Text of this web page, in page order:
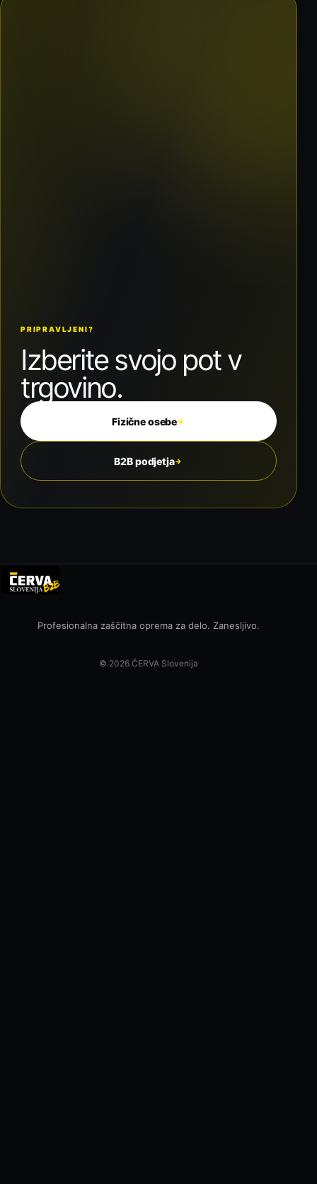
PRIPRAVLJENI?
Izberite svojo pot v
trgovino.
Fizične osebe→
B2B podjetja→
Profesionalna zaščitna oprema za delo. Zanesljivo.
© 2026 ČERVA Slovenija